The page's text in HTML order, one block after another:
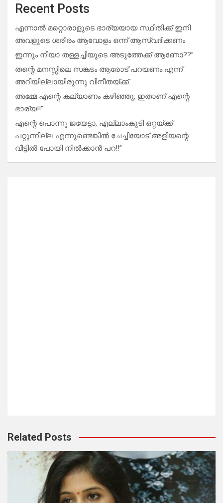
Recent Posts
എന്നാൽ മറ്റൊരാളുടെ ഭാര്യയായ സ്ഥിതിക്ക് ഇനി
അവളുടെ ശരീരം ആവോളം ഒന്ന് ആസ്വദിക്കണം
ഇന്നും നീയാ തള്ളച്ചിയുടെ അടുത്തേക്ക് ആണോ??”
തന്റെ മനസ്സിലെ സങ്കടം ആരോട് പറയണം എന്ന്
അറിയില്ലായിരുന്നു വിനീതയ്ക്ക്..
അമ്മേ എന്റെ കല്യാണം കഴിഞ്ഞു, ഇതാണ് എന്റെ
ഭാര്യ!!”
എന്റെ പൊന്നു ജയേട്ടാ, എല്ലാംകൂടി ഒറ്റയ്ക്ക്
പറ്റുന്നില്ല എന്നുണ്ടെങ്കിൽ ചേച്ചിയോട് അളിയന്റെ
വീട്ടിൽ പോയി നിൽക്കാൻ പറ!!”
Related Posts